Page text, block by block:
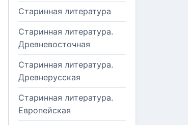
Старинная литература
Старинная литература.
Древневосточная
Старинная литература.
Древнерусская
Старинная литература.
Европейская